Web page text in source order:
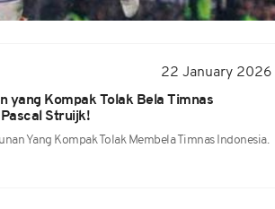
22 January 2026
yang Kompak Tolak Bela Timnas
Pascal Struijk!
Yang Kompak Tolak Membela Timnas Indonesia.